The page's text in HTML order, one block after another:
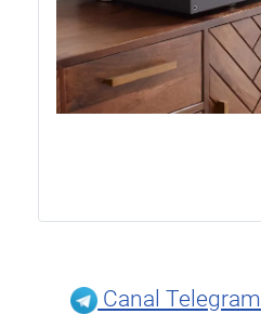
Canal Telegram